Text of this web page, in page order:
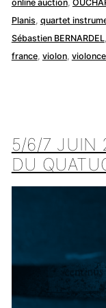
online auction,
Planis, quartet
Sébastien BERNARDEL,
france, violon,
5/6/7 JUIN
DU